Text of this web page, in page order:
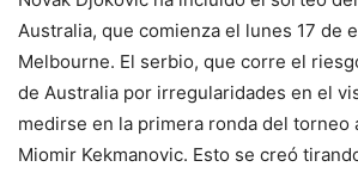
Australia, que comienza el lunes 17 de
Melbourne. El serbio, que corre el
de Australia por irregularidades en el
medirse en la primera ronda del torneo
Miomir Kekmanovic. Esto se creó